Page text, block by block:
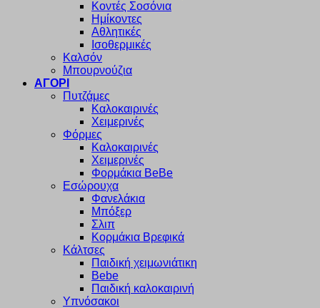
Κοντές Σοσόνια
Ημίκοντες
Αθλητικές
Ισοθερμικές
Καλσόν
Μπουρνούζια
ΑΓΟΡΙ
Πυτζάμες
Καλοκαιρινές
Χειμερινές
Φόρμες
Καλοκαιρινές
Χειμερινές
Φορμάκια BeBe
Εσώρουχα
Φανελάκια
Μπόξερ
Σλιπ
Κορμάκια Βρεφικά
Κάλτσες
Παιδική χειμωνιάτικη
Bebe
Παιδική καλοκαιρινή
Υπνόσακοι